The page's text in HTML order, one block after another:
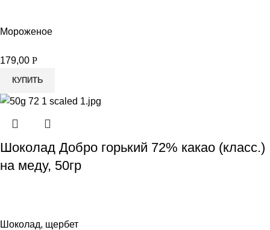
Мороженое
179,00 Р
КУПИТЬ
Шоколад Добро горький 72% какао (класс.)
на меду, 50гр
Шоколад, щербет